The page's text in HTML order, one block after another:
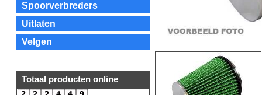
Spoorverbreders
Uitlaten
Velgen
Totaal producten online